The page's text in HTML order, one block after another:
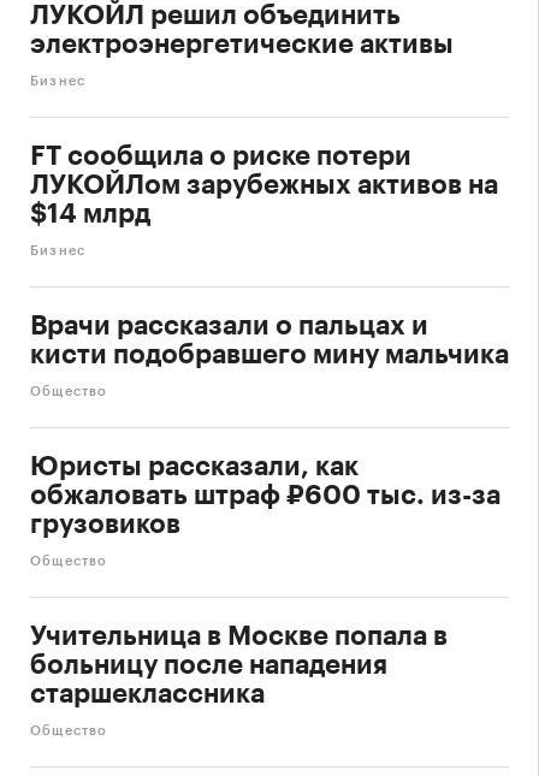
ЛУКОЙЛ решил объединить
электроэнергетические активы
Бизнес
FT сообщила о риске потери
ЛУКОЙЛом зарубежных активов на
$14 млрд
Бизнес
Врачи рассказали о пальцах и
кисти подобравшего мину мальчика
Общество
Юристы рассказали, как
обжаловать штраф ₽600 тыс. из-за
грузовиков
Общество
Учительница в Москве попала в
больницу после нападения
старшеклассника
Общество